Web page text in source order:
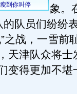
象。
队员们纷纷
之战，一雪前
天津队众将士
变得更加不堪